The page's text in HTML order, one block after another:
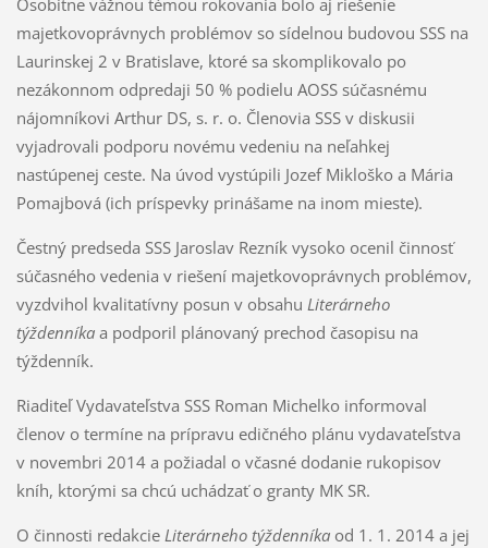
Osobitne vážnou témou rokovania bolo aj riešenie
majetkovoprávnych problémov so sídelnou budovou SSS na
Laurinskej 2 v Bratislave, ktoré sa skomplikovalo po
nezákonnom odpredaji 50 % podielu AOSS súčasnému
nájomníkovi Arthur DS, s. r. o. Členovia SSS v diskusii
vyjadrovali podporu novému vedeniu na neľahkej
nastúpenej ceste. Na úvod vystúpili Jozef Mikloško a Mária
Pomajbová (ich príspevky prinášame na inom mieste).
Čestný predseda SSS Jaroslav Rezník vysoko ocenil činnosť
súčasného vedenia v riešení majetkovoprávnych problémov,
vyzdvihol kvalitatívny posun v obsahu Literárneho
týždenníkaa podporil plánovaný prechod časopisu na
týždenník.
Riaditeľ Vydavateľstva SSS Roman Michelko informoval
členov o termíne na prípravu edičného plánu vydavateľstva
v novembri 2014 a požiadal o včasné dodanie rukopisov
kníh, ktorými sa chcú uchádzať o granty MK SR.
O činnosti redakcie Literárneho týždenníkaod 1. 1. 2014 a jej